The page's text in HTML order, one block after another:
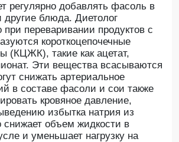
регулярно добавлять фасоль в
блюда. Диетолог
переваривании продуктов с
короткоцепочечные
(КЦЖК), такие как ацетат,
Эти вещества всасываются
снижать артериальное
в составе фасоли и сои также
кровяное давление,
избытка натрия из
снижает объем жидкости в
и уменьшает нагрузку на